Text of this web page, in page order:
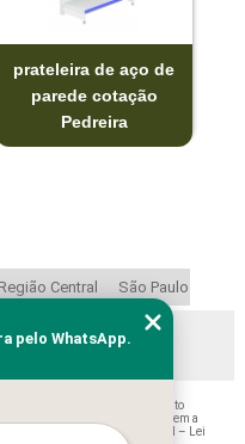
prateleira de aço de
parede cotação
Pedreira
Central São Paulo
" é de direito
nossos links, é proibida sem a
– artigo 184 do Código Penal –
Lei
pelo WhatsApp.